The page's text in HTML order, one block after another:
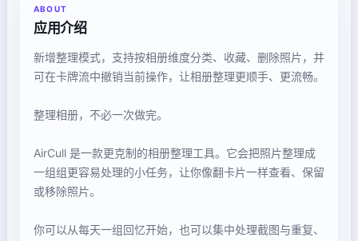
ABOUT
应用介绍
新增整理模式，支持按相册维度分类、收藏、删除照片，并
可在卡牌流中撤销当前操作，让相册整理更顺手、更流畅。
整理相册，不必一次做完。
AirCull 是一款更克制的相册整理工具。它会把照片整理成
一组组更容易处理的小任务，让你像翻卡片一样查看、保留
或移除照片。
你可以从每天一组回忆开始，也可以集中处理截图与重复、